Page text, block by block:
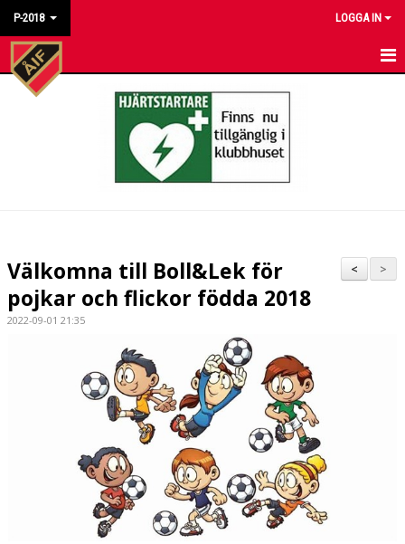
P-2018 LOGGA IN
HEM
DOKUMENT
KONTAKT
>
<
Välkomna till Boll&Lek för
pojkar och flickor födda 2018
2022-09-01 21:35